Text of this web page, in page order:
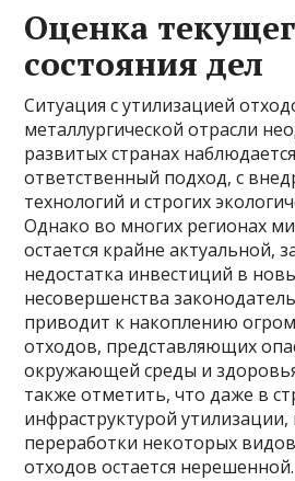
Оценка
состояния дел
Ситуация с утилизацией
металлургической отрасли
развитых странах
ответственный подход, с
технологий и строгих
Однако во многих регионах
остается крайне актуальной,
недостатка инвестиций в
несовершенства
приводит к накоплению
отходов, представляющих
окружающей среды и
также отметить, что даже в
инфраструктурой
переработки некоторых
отходов остается нерешенной.